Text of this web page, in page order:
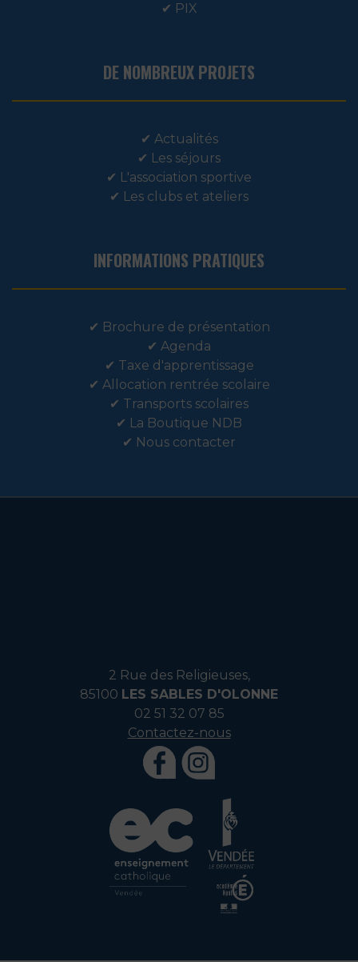
✔ PIX
DE NOMBREUX PROJETS
✔ Actualités
✔ Les séjours
✔ L'association sportive
✔ Les clubs et ateliers
INFORMATIONS PRATIQUES
✔ Brochure de présentation
✔ Agenda
✔ Taxe d'apprentissage
✔ Allocation rentrée scolaire
✔ Transports scolaires
✔ La Boutique NDB
✔ Nous contacter
2 Rue des Religieuses,
85100 LES SABLES D'OLONNE
02 51 32 07 85
Contactez-nous